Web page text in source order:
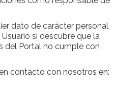
dato de carácter personal
si descubre que la
del Portal no cumple con
contacto con nosotros en: